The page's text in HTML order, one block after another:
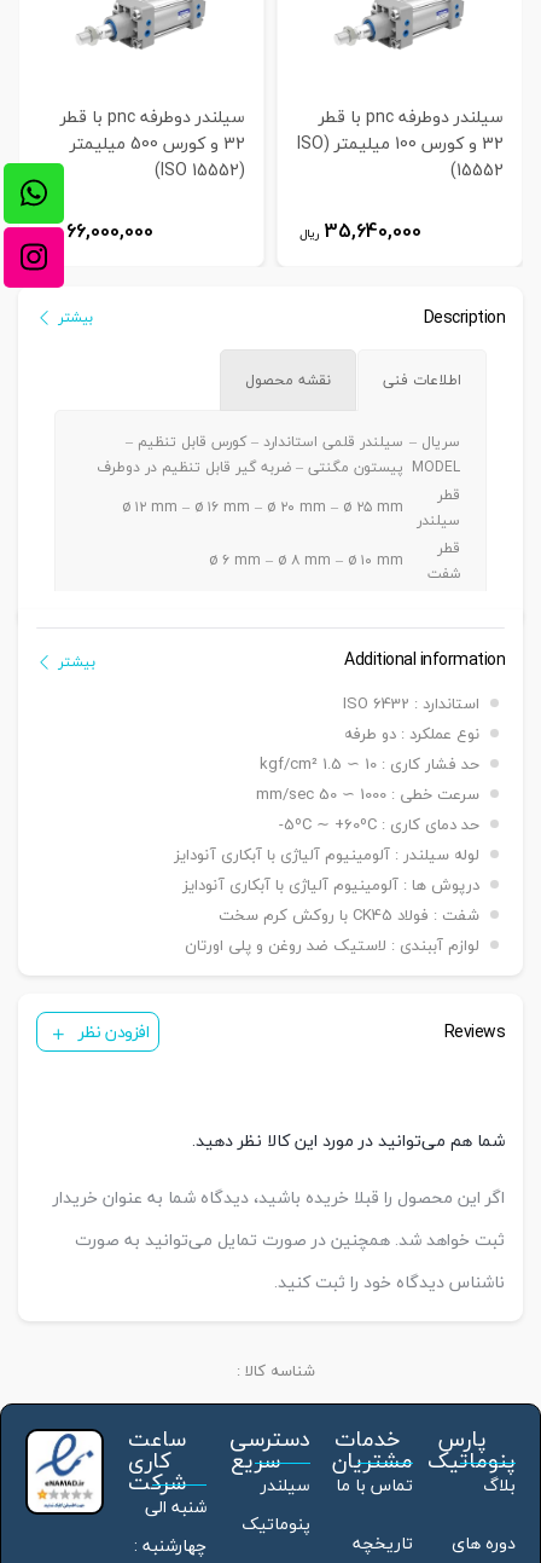
سیلندر دوطرفه pnc با قطر
32 و کورس 100 میلیمتر (ISO
15552)
35,640,000 ریال
سیلندر دوطرفه pnc با قطر
32 و کورس 500 میلیمتر
(ISO 15552)
66,000,000 ریال
Description بیشتر
اطلاعات فنی نقشه محصول
سریال –
MODEL
سیلندر قلمی استاندارد – کورس قابل تنظیم –
پیستون مگنتی – ضربه گیر قابل تنظیم در دوطرف
قطر
سیلندر
ø ۱۲ mm – ø ۱۶ mm – ø ۲۰ mm – ø ۲۵ mm
قطر
شفت
ø ۶ mm – ø ۸ mm – ø ۱۰ mm
۲۰ -> Max. 300 mm / ø ۲۵ -> Max. 350 mm
دنده
دنده ماندگی ,دنده نری
بست
نصبی
دوشاخه Y, بست چشمی FI ,بست شناور FC
سنسور
( ø ۱۲ ~ ۲۵ mm ) KT-05 R/BK81
تعداد
سنسور
یک عدد ,دو عدد
Additional information
استاندارد : ISO 6432
نوع عملکرد : دو طرفه
حد فشار کاری : 10 ∼ 1.5 kgf/cm²
سرعت خطی : 1000 ∼ 50 mm/sec
حد دمای کاری : 5ºC ∼ +60ºC-
لوله سیلندر : آلومینیوم آلیاژی با آبکاری آنودایز
درپوش ها : آلومینیوم آلیاژی با آبکاری آنودایز
شفت : فولاد CK45 با روکش کرم سخت
لوازم آببندی : لاستیک ضد روغن و پلی اورتان
بیشتر
Reviews افزودن نظر
شما هم می‌توانید در مورد این کالا نظر دهید.
اگر این محصول را قبلا خریده باشید، دیدگاه شما به عنوان خریدار
ثبت خواهد شد. همچنین در صورت تمایل می‌توانید به صورت
ناشناس دیدگاه خود را ثبت کنید.
شناسه کالا :
پارس
پنوماتیک
بلاگ
دوره های
خدمات
مشتریان
تماس با ما
تاریخچه
دسترسی
سریع
سیلندر
پنوماتیک
ساعت
کاری
شرکت
شنبه الی
چهارشنبه :